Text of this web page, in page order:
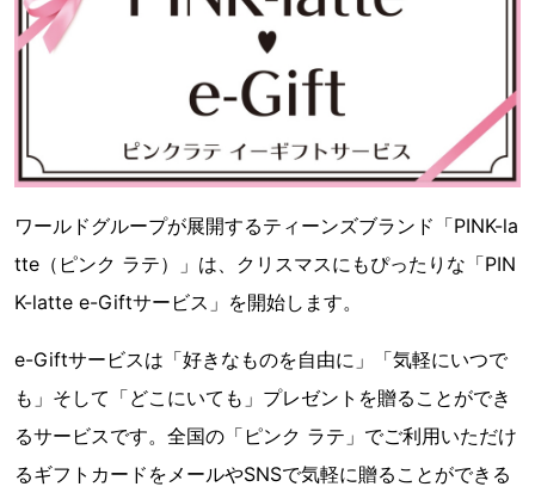
ワールドグループが展開するティーンズブランド「PINK-la
tte（ピンク ラテ）」は、クリスマスにもぴったりな「PIN
K-latte e-Giftサービス」を開始します。
e-Giftサービスは「好きなものを自由に」「気軽にいつで
も」そして「どこにいても」プレゼントを贈ることができ
るサービスです。全国の「ピンク ラテ」でご利用いただけ
るギフトカードをメールやSNSで気軽に贈ることができる